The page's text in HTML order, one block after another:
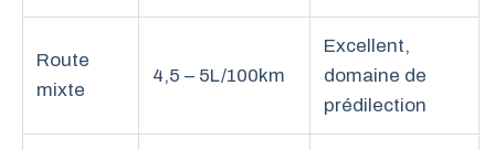
Route
mixte
4,5 – 5L/100km
Excellent,
domaine de
prédilection